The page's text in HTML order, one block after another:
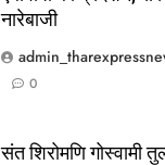
नारेबाजी
0
संत शिरोमणि गोस्वामी